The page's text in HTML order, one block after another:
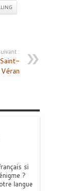
:
Véran
si
?
langue